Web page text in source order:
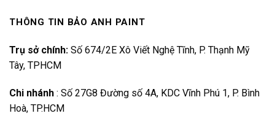
THÔNG TIN BẢO ANH PAINT
Trụ sở chính: Số 674/2E Xô Viết Nghệ Tĩnh, P. Thạnh Mỹ
Tây, TPHCM
Chi nhánh : Số 27G8 Đường số 4A, KDC Vĩnh Phú 1, P. Bình
Hoà, TP.HCM